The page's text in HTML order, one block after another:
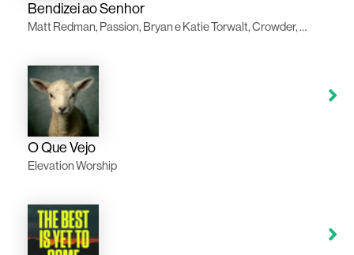
Bendizei ao Senhor
Matt Redman, Passion, Bryan e Katie Torwalt, Crowder, Pat Barrett
O Que Vejo
Elevation Worship